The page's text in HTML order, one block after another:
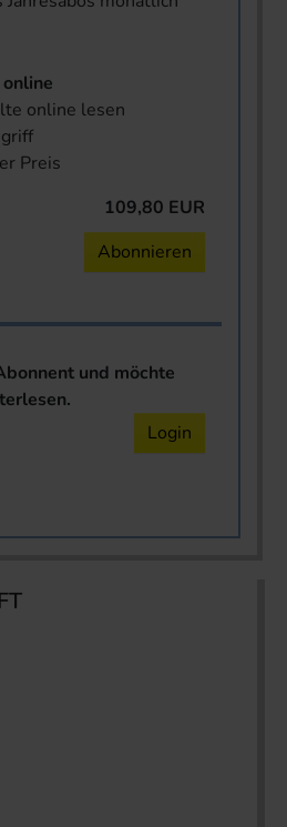
online lesen
Preis
109,80 EUR
Abonnieren
und möchte
Login